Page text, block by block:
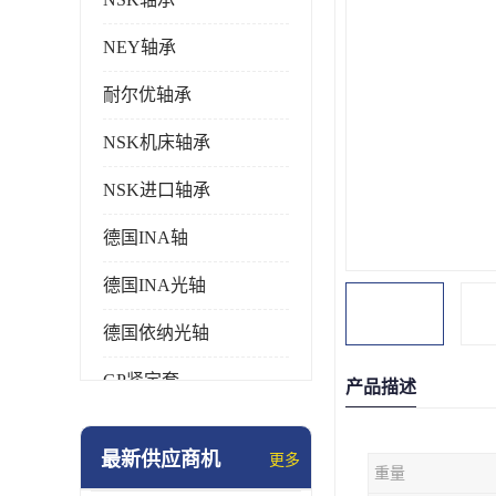
NEY轴承
耐尔优轴承
NSK机床轴承
NSK进口轴承
德国INA轴
德国INA光轴
德国依纳光轴
GP紧定套
SKF轴承
最新供应商机 更多
产品描述
重量